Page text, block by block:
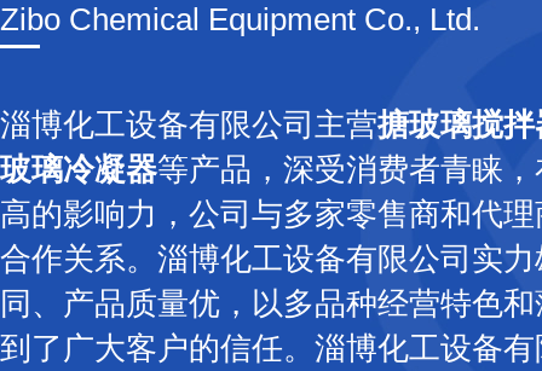
Zibo Chemical Equipment Co., Ltd.
淄博化工设备有限公司主营搪玻璃搅拌
玻璃冷凝器等产品，深受消费者青睐
高的影响力，公司与多家零售商和代
合作关系。淄博化工设备有限公司实
同、产品质量优，以多品种经营特色
到了广大客户的信任。淄博化工设备